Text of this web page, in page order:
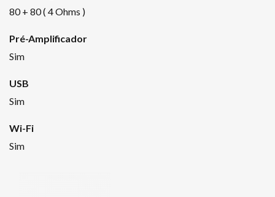
80 + 80 ( 4 Ohms )
Pré-Amplificador
Sim
USB
Sim
Wi-Fi
Sim